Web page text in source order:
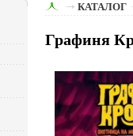
КАТАЛОГ
Графиня